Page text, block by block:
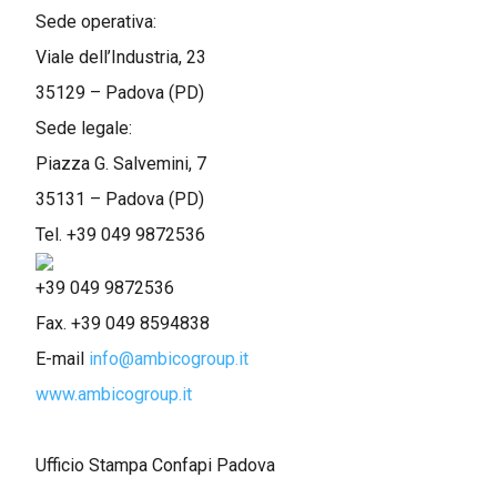
Sede operativa:
Viale dell’Industria, 23
35129 – Padova (PD)
Sede legale:
Piazza G. Salvemini, 7
35131 – Padova (PD)
Tel. +39 049 9872536
+39 049 9872536
Fax. +39 049 8594838
E-mail info@ambicogroup.it
www.ambicogroup.it
Ufficio Stampa Confapi Padova